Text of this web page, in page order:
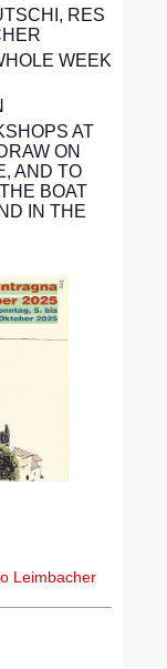
RES
WEEK
AT
ON
AND TO
BOAT
IN THE
Leimbacher